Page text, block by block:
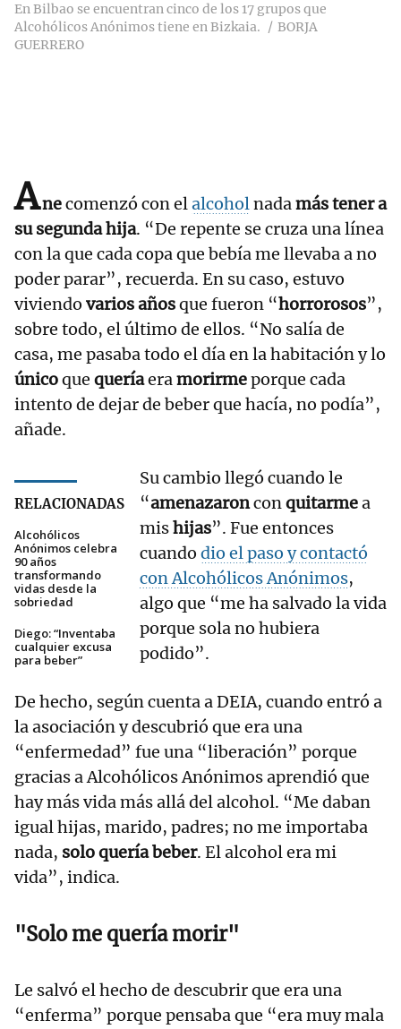
En Bilbao se encuentran cinco de los 17 grupos que
Alcohólicos Anónimos tiene en Bizkaia.
BORJA
GUERRERO
Anecomenzó con elalcoholnadamás tener a
su segunda hija. “De repente se cruza una línea
con la que cada copa que bebía me llevaba a no
poder parar”, recuerda. En su caso, estuvo
viviendo varios añosque fueron “horrorosos”,
sobre todo, el último de ellos. “No salía de
casa, me pasaba todo el día en la habitación y lo
únicoque queríaeramorirmeporque cada
intento de dejar de beber que hacía, no podía”,
añade.
RELACIONADAS
Alcohólicos
Anónimos celebra
90 años
transformando
vidas desde la
sobriedad
Diego: “Inventaba
cualquier excusa
para beber”
Su cambio llegó cuando le
“amenazaronconquitarmea
mishijas”. Fue entonces
cuando dio el paso y contactó
con Alcohólicos Anónimos,
algo que “me ha salvado la vida
porque sola no hubiera
podido”.
De hecho, según cuenta a DEIA, cuando entró a
la asociación y descubrió que era una
“enfermedad” fue una “liberación” porque
gracias a Alcohólicos Anónimos aprendió que
hay más vida más allá del alcohol. “Me daban
igual hijas, marido, padres; no me importaba
nada, solo quería beber. El alcohol era mi
vida”, indica.
"Solo me quería morir"
Le salvó el hecho de descubrir que era una
“enferma” porque pensaba que “era muy mala